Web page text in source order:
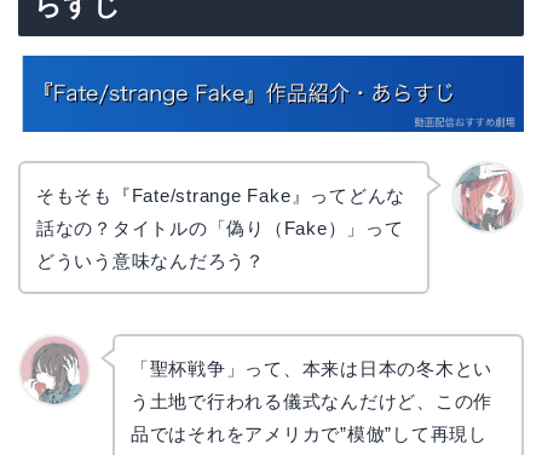
そもそも『Fate/strange Fake』ってどんな
話なの？タイトルの「偽り（Fake）」って
どういう意味なんだろう？
「聖杯戦争」って、本来は日本の冬木とい
う土地で行われる儀式なんだけど、この作
品ではそれをアメリカで”模倣”して再現し